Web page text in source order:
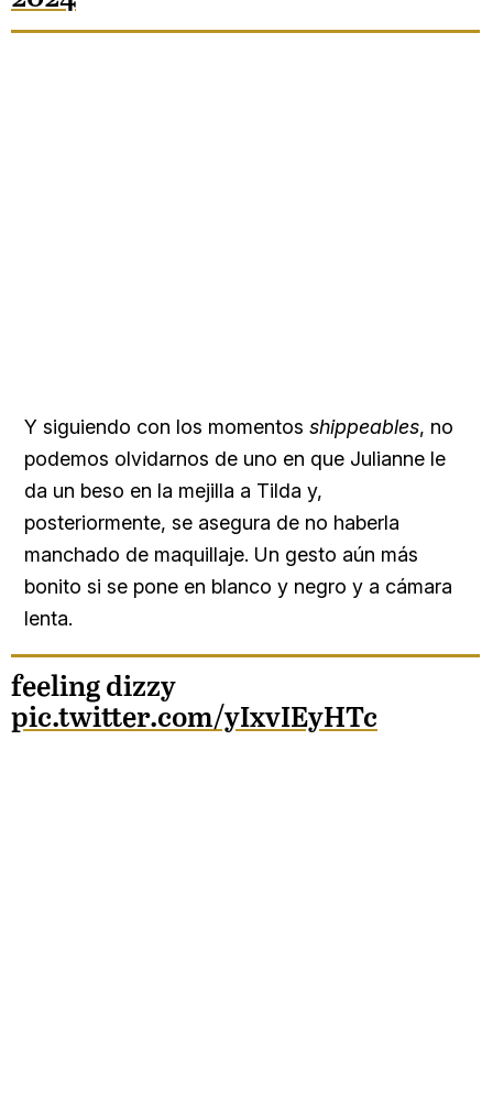
Y siguiendo con los momentos shippeables, no
podemos olvidarnos de uno en que Julianne le
da un beso en la mejilla a Tilda y,
posteriormente, se asegura de no haberla
manchado de maquillaje. Un gesto aún más
bonito si se pone en blanco y negro y a cámara
lenta.
feeling dizzy
pic.twitter.com/yIxvIEyHTc